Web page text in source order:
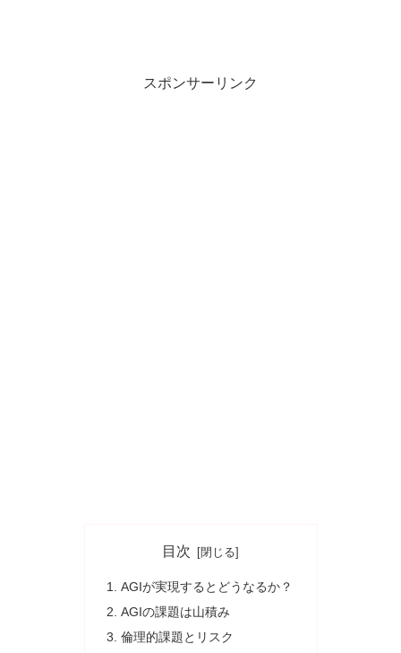
スポンサーリンク
目次
AGIが実現するとどうなるか？
AGIの課題は山積み
倫理的課題とリスク